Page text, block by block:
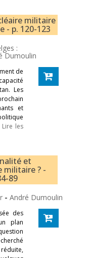
militaire
- p. 120-123
:
Dumoulin
de
Les
et
Lire les
et
militaire ? -
89
- André Dumoulin
des
plan